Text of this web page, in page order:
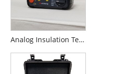
Analog Insulation Tester